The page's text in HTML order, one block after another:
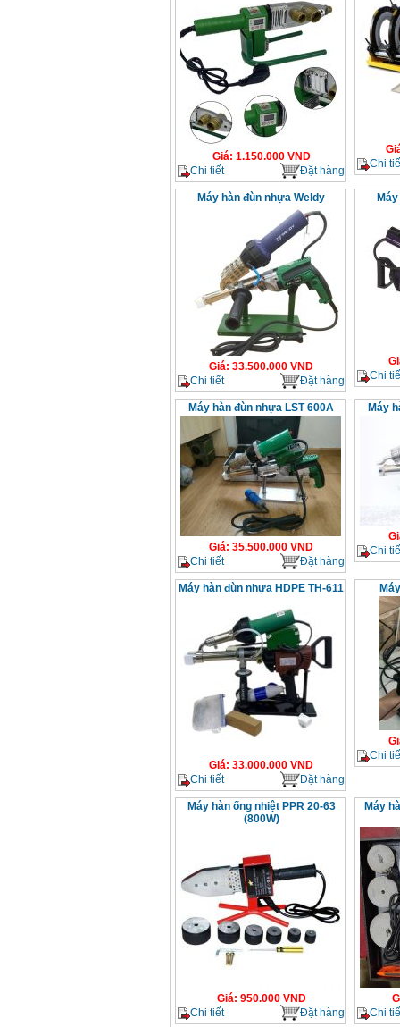
Giá: 1.150.000VND
Chi tiết
Đặt hàng
Chi
Máy hàn đùn nhựa Weldy
Giá: 33.500.000 VND
Chi tiết
Đặt hàng
Chi
Máy hàn đùn nhựa LST 600A
Giá: 35.500.000 VND
Chi tiết
Đặt hàng
Máy
Chi
Máy hàn đùn nhựa HDPE TH-611
Giá: 33.000.000 VND
Chi tiết
Đặt hàng
Chi
Máy hàn ống nhiệt PPR 20-63
(800W)
Giá: 950.000VND
Chi tiết
Đặt hàng
Máy
Chi